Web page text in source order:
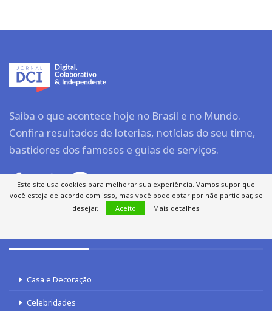
Saiba o que acontece hoje no Brasil e no Mundo.
Confira resultados de loterias, notícias do seu time,
bastidores dos famosos e guias de serviços.
Casa e Decoração
Celebridades
Este site usa cookies para melhorar sua experiência. Vamos supor que
você esteja de acordo com isso, mas você pode optar por não participar, se
desejar.
Aceito Mais detalhes